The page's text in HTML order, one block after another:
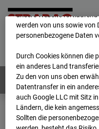
Home E-Mail
Deutsch / English
Webcams: Alle
Home
Deutschland
unsere Website
werden von uns sowie
personenbezogene Daten
Durch Cookies können die
ein anderes Land
Zu den von uns oben
Datentransfer in ein
auch Google LLC mit Sitz
Ländern, die kein
Sollten die